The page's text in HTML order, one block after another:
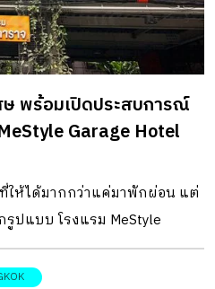
ษ พร้อมเปิดประสบการณ์
Garage Hotel
ให้ได้มากกว่าแค่มาพักผ่อน แต่
ปแบบ โรงแรม MeStyle
ตอบที่เราจะพาคุณเข้าไปค้นหา
วยกัน ด้วยคอนเซ็ปต์ดีไซน์